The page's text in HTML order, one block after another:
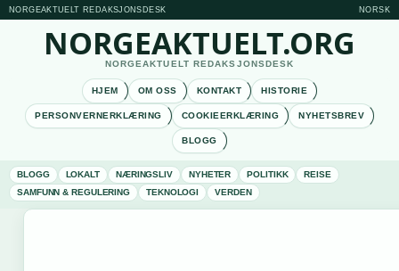
NORGEAKTUELT REDAKSJONSDESK NORSK
NORGEAKTUELT.ORG
NORGEAKTUELT REDAKSJONSDESK
HJEM OM OSS KONTAKT HISTORIE
PERSONVERNERKLÆRING COOKIEERKLÆRING NYHETSBREV
BLOGG
BLOGG LOKALT NÆRINGSLIV NYHETER POLITIKK
REISE
SAMFUNN & REGULERING
TEKNOLOGI VERDEN